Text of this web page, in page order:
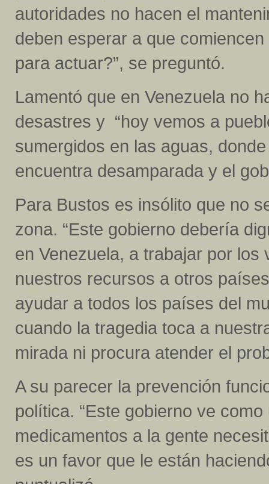
autoridades no hacen el
deben esperar a que
para actuar?”, se preguntó.
Lamentó que en Venezuela no
desastres y “hoy vemos a
sumergidos en las aguas,
encuentra desamparada y el
Para Bustos es insólito que no
zona. “Este gobierno debería
en Venezuela, a trabajar por
nuestros recursos a otros
ayudar a todos los países del
cuando la tragedia toca a
mirada ni procura atender el
A su parecer la prevención
política. “Este gobierno ve
medicamentos a la gente
es un favor que le están